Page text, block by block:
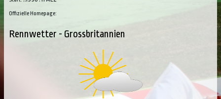
Offizielle Homepage:
Rennwetter - Grossbritannien